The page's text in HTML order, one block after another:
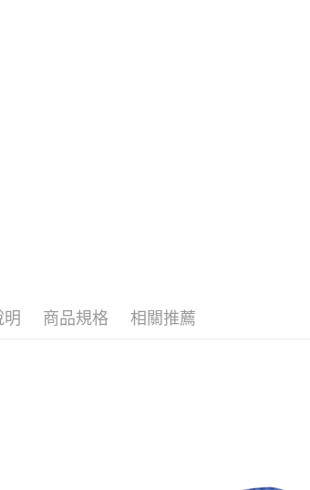
明 商品規格 相關推薦